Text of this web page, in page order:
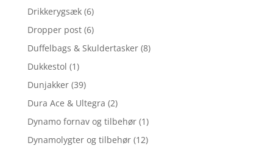
Drikkerygsæk (6)
Dropper post (6)
Duffelbags & Skuldertasker (8)
Dukkestol (1)
Dunjakker (39)
Dura Ace & Ultegra (2)
Dynamo fornav og tilbehør (1)
Dynamolygter og tilbehør (12)